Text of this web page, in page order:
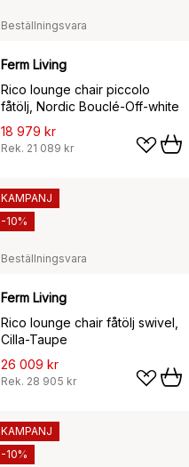
Beställningsvara
Ferm Living
Rico lounge chair piccolo
fåtölj, Nordic Bouclé-Off-white
18 979 kr
Rek. 21 089 kr
Beställningsvara
Ferm Living
Rico lounge chair fåtölj swivel,
Cilla-Taupe
26 009 kr
Rek. 28 905 kr
KAMPANJ
-10%
KAMPANJ
-10%